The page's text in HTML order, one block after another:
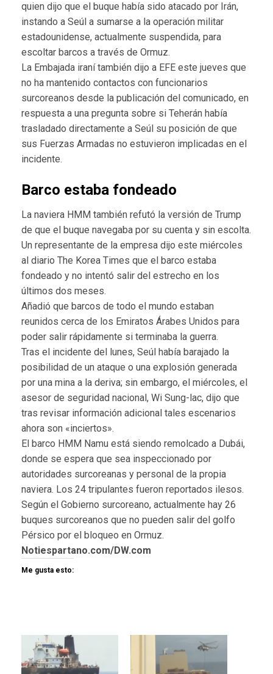
quien dijo que el buque había sido atacado por Irán,
instando a Seúl a sumarse a la operación militar
estadounidense, actualmente suspendida, para
escoltar barcos a través de Ormuz.
La Embajada iraní también dijo a EFE este jueves que
no ha mantenido contactos con funcionarios
surcoreanos desde la publicación del comunicado, en
respuesta a una pregunta sobre si Teherán había
trasladado directamente a Seúl su posición de que
sus Fuerzas Armadas no estuvieron implicadas en el
incidente.
Barco estaba fondeado
La naviera HMM también refutó la versión de Trump
de que el buque navegaba por su cuenta y sin escolta.
Un representante de la empresa dijo este miércoles
al diario The Korea Times que el barco estaba
fondeado y no intentó salir del estrecho en los
últimos dos meses.
Añadió que barcos de todo el mundo estaban
reunidos cerca de los Emiratos Árabes Unidos para
poder salir rápidamente si terminaba la guerra.
Tras el incidente del lunes, Seúl había barajado la
posibilidad de un ataque o una explosión generada
por una mina a la deriva; sin embargo, el miércoles, el
asesor de seguridad nacional, Wi Sung-lac, dijo que
tras revisar información adicional tales escenarios
ahora son «inciertos».
El barco HMM Namu está siendo remolcado a Dubái,
donde se espera que sea inspeccionado por
autoridades surcoreanas y personal de la propia
naviera. Los 24 tripulantes fueron reportados ilesos.
Según el Gobierno surcoreano, actualmente hay 26
buques surcoreanos que no pueden salir del golfo
Pérsico por el bloqueo en Ormuz.
Notiespartano.com/DW.com
Me gusta esto: